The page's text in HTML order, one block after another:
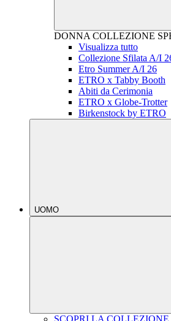
DONNA COLLEZIONE
Visualizza tutto
Collezione Sfilata A/I
Etro Summer A/I 26
ETRO x Tabby Booth
Abiti da Cerimonia
ETRO x Globe-Trotter
Birkenstock by ETRO
UOMO
SCOPRI LA